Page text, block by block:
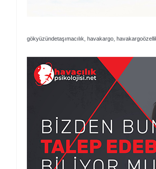
gökyüzündetaşımacılık, havakargo,